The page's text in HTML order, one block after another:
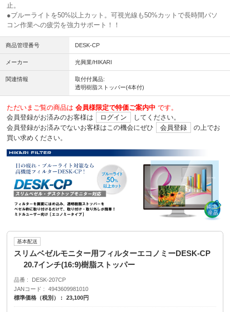
止。
●ブルーライトを50%以上カット。可視光線も50%カットで長時間パソ
コン作業への疲労を強力サポート！！
商品管理番号 DESK-CP
メーカー 光興業/HIKARI
関連情報
取付付属品:
透明樹脂ストッパー(4本付)
ただいまご覧の商品は 会員様限定で特価ご案内中 です。
会員登録がお済みのお客様は
ログイン
してください。
会員登録がお済みでないお客様はこの機会にぜひ
会員登録
の上でお
買い求めください。
基本配送
スリムベゼルモニター用フィルターエコノミーDESK-CP
20.7インチ(16:9)樹脂ストッパー
品番
DESK-207CP
JANコード
4943609981010
標準価格（税別）
23,100円